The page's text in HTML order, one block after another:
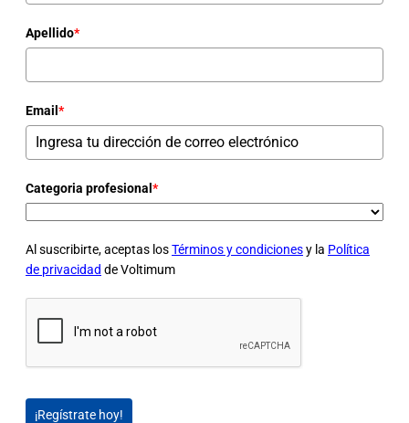
Apellido*
Email *
Categoria profesional *
Al suscribirte, aceptas losTérminos y condicionesy la Política
de privacidad de Voltimum
¡Regístrate hoy!